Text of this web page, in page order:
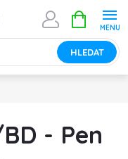
HLEDAT
NÁKUPNÍ
KOŠÍK
- Pen